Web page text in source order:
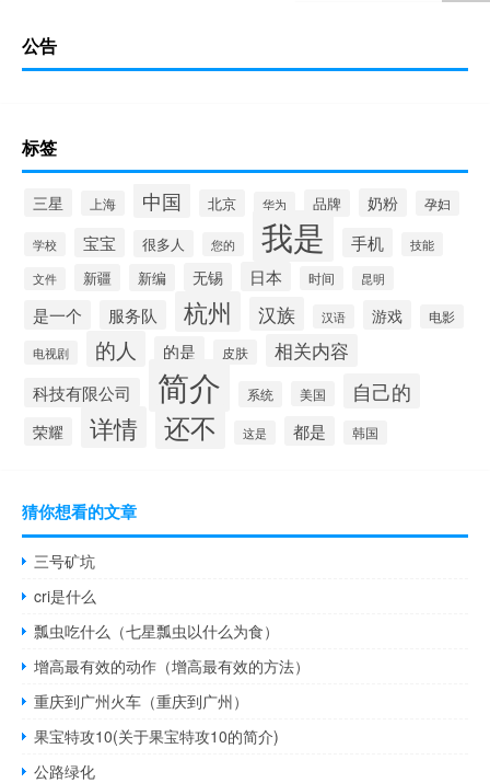
公告
标签
三星 上海 中国 北京 华为 品牌 奶粉 孕妇
学校 宝宝 很多人 您的 我是 手机 技能
文件 新疆 新编 无锡 日本 时间 昆明
是一个 服务队 杭州 汉族 汉语 游戏 电影
电视剧 的人 的是 皮肤 相关内容
科技有限公司 简介 系统 美国 自己的
荣耀 详情 还不 这是 都是 韩国
猜你想看的文章
三号矿坑
cri是什么
瓢虫吃什么（七星瓢虫以什么为食）
增高最有效的动作（增高最有效的方法）
重庆到广州火车（重庆到广州）
果宝特攻10(关于果宝特攻10的简介)
公路绿化